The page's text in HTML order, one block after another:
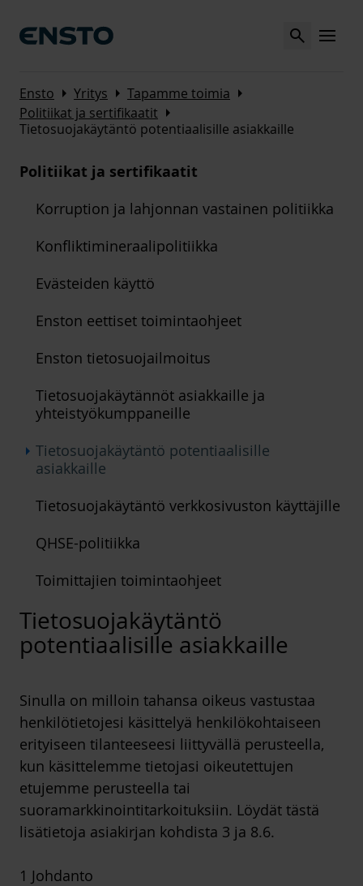
Search MENU
Ensto Arrow_right Yritys Arrow_right Tapamme toimia Arrow_right
Politiikat ja sertifikaatit Arrow_right
Tietosuojakäytäntö potentiaalisille asiakkaille
Politiikat ja sertifikaatit
Korruption ja lahjonnan vastainen politiikka
Konfliktimineraalipolitiikka
Evästeiden käyttö
Enston eettiset toimintaohjeet
Enston tietosuojailmoitus
Tietosuojakäytännöt asiakkaille ja
yhteistyökumppaneille
Arrow_rightTietosuojakäytäntö potentiaalisille
asiakkaille
Tietosuojakäytäntö verkkosivuston käyttäjille
QHSE-politiikka
Toimittajien toimintaohjeet
Tietosuojakäytäntö
potentiaalisille asiakkaille
Sinulla on milloin tahansa oikeus vastustaa
henkilötietojesi käsittelyä henkilökohtaiseen
erityiseen tilanteeseesi liittyvällä perusteella,
kun käsittelemme tietojasi oikeutettujen
etujemme perusteella tai
suoramarkkinointitarkoituksiin. Löydät tästä
lisätietoja asiakirjan kohdista 3 ja 8.6.
1 Johdanto